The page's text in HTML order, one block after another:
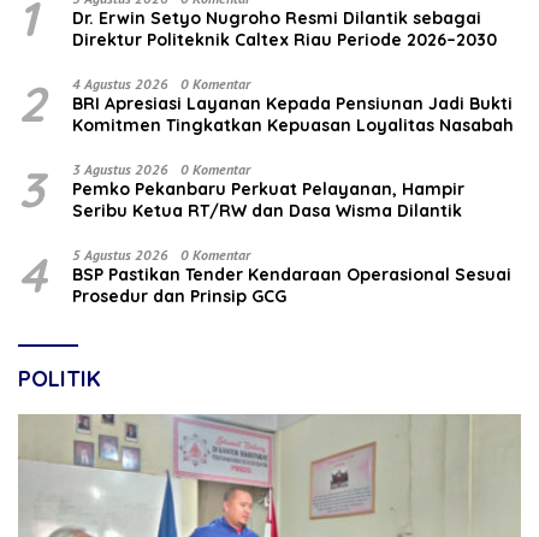
1
‎Dr. Erwin Setyo Nugroho Resmi Dilantik sebagai
Direktur Politeknik Caltex Riau Periode 2026–2030
2 4 Agustus 2026 0 Komentar
BRI Apresiasi Layanan Kepada Pensiunan Jadi Bukti
Komitmen Tingkatkan Kepuasan Loyalitas Nasabah
3 3 Agustus 2026 0 Komentar
Pemko Pekanbaru Perkuat Pelayanan, Hampir
Seribu Ketua RT/RW dan Dasa Wisma Dilantik
4 5 Agustus 2026 0 Komentar
BSP Pastikan Tender Kendaraan Operasional Sesuai
Prosedur dan Prinsip GCG
POLITIK